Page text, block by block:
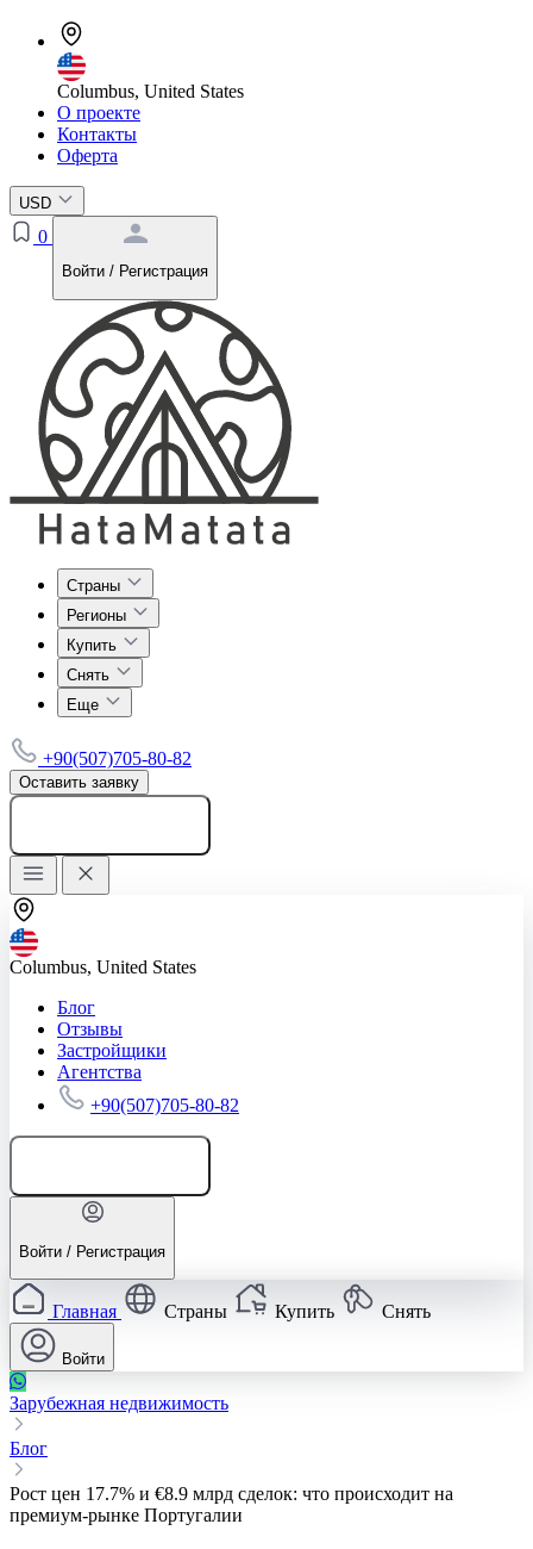
Columbus, United States
О проекте
Контакты
Оферта
USD
0
Войти / Регистрация
Страны
Регионы
Купить
Снять
Еще
+90(507)705-80-82
Оставить заявку
Columbus, United States
Блог
Отзывы
Застройщики
Агентства
+90(507)705-80-82
Войти / Регистрация
Главная Страны Купить Снять
Войти
Зарубежная недвижимость
Блог
Рост цен 17.7% и €8.9 млрд сделок: что происходит на
премиум-рынке Португалии